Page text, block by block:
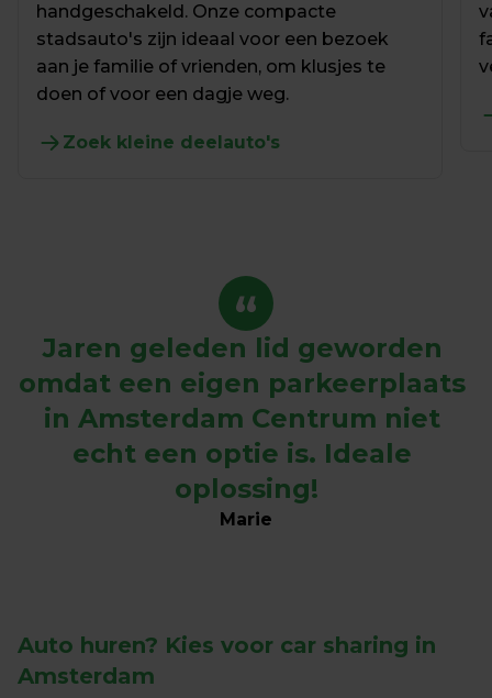
handgeschakeld. Onze compacte
stadsauto's zijn ideaal voor een bezoek
aan je familie of vrienden, om klusjes te
doen of voor een dagje weg.
Zoek kleine deelauto's
“
Jaren geleden lid geworden
omdat een eigen parkeerplaats
in Amsterdam Centrum niet
echt een optie is. Ideale
oplossing!
Marie
Auto huren? Kies voor car sharing in
Amsterdam